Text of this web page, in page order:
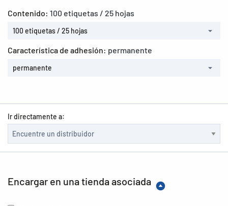
Contenido: 100 etiquetas / 25 hojas
100 etiquetas / 25 hojas
Característica de adhesión: permanente
permanente
Ir directamente a:
Encargar en una tienda asociada